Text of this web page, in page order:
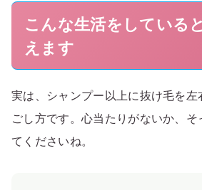
こんな生活をしている
えます
実は、シャンプー以上に抜け毛を
ごし方です。心当たりがないか、
てくださいね。